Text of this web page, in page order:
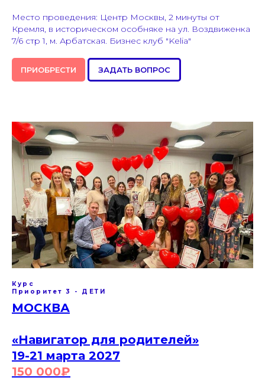
Место проведения: Центр Москвы, 2 минуты от
Кремля, в историческом особняке на ул. Воздвиженка
7/6 стр 1, м. Арбатская. Бизнес клуб "Kelia"
ПРИОБРЕСТИ ЗАДАТЬ ВОПРОС
Курс
Приоритет 3 - ДЕТИ
МОСКВА
«Навигатор для родителей»
19-21 марта 2027
150 000₽